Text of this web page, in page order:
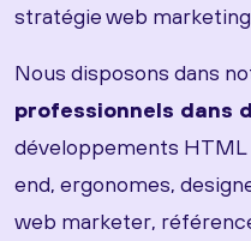
stratégie web
Nous disposons dans
professionnels dans
développements
end, ergonomes,
web marketer,